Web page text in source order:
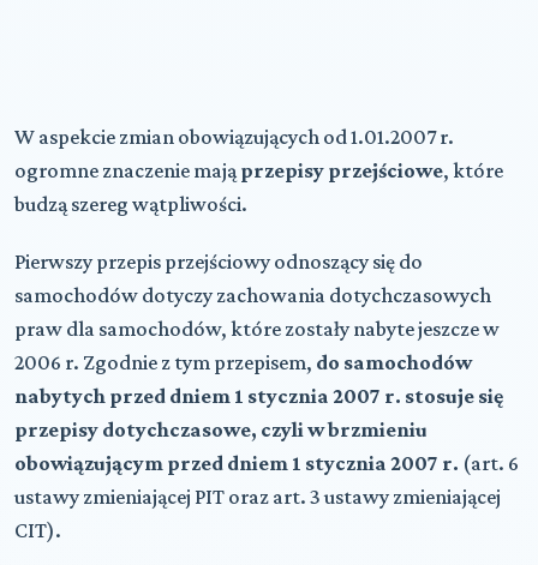
W aspekcie zmian obowiązujących od 1.01.2007 r.
ogromne znaczenie mają przepisy przejściowe, które
budzą szereg wątpliwości.
Pierwszy przepis przejściowy odnoszący się do
samochodów dotyczy zachowania dotychczasowych
praw dla samochodów, które zostały nabyte jeszcze w
2006 r. Zgodnie z tym przepisem, do samochodów
nabytych przed dniem 1 stycznia 2007 r. stosuje się
przepisy dotychczasowe, czyli w brzmieniu
obowiązującym przed dniem 1 stycznia 2007 r. (art. 6
ustawy zmieniającej PIT oraz art. 3 ustawy zmieniającej
CIT).